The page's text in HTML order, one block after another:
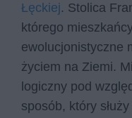
Łęckiej. Stolica
którego
ewolucjonistyczne
życiem na Ziemi.
logiczny pod
sposób, który